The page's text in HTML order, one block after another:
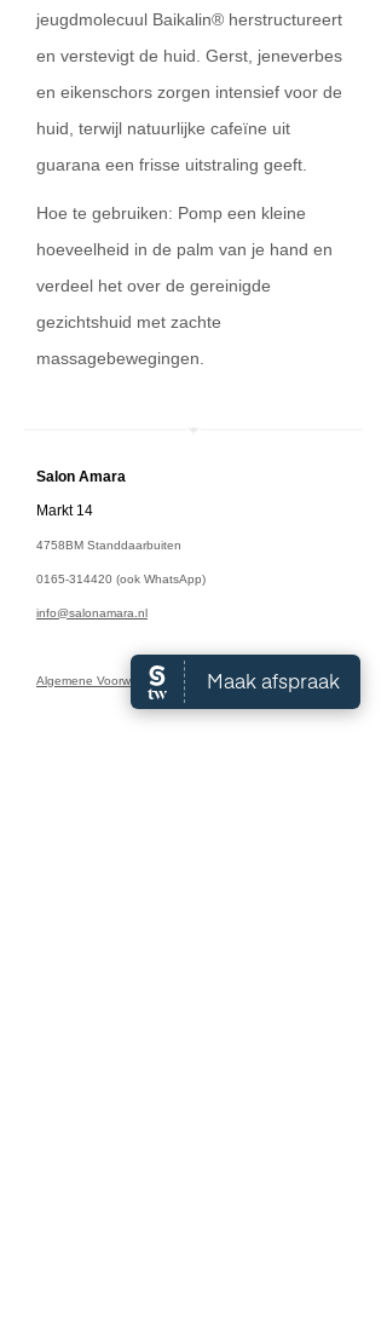
jeugdmolecuul Baikalin® herstructureert
en verstevigt de huid. Gerst, jeneverbes
en eikenschors zorgen intensief voor de
huid, terwijl natuurlijke cafeïne uit
guarana een frisse uitstraling geeft.
Hoe te gebruiken: Pomp een kleine
hoeveelheid in de palm van je hand en
verdeel het over de gereinigde
gezichtshuid met zachte
massagebewegingen.
Salon Amara
Markt 14
4758BM Standdaarbuiten
0165-314420 (ook WhatsApp)
info@salonamara.nl
Algemene Voorwaarden